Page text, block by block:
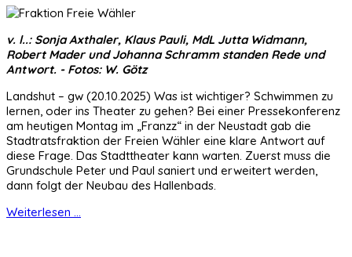
v. l..: Sonja Axthaler, Klaus Pauli, MdL Jutta Widmann,
Robert Mader und Johanna Schramm standen Rede und
Antwort. - Fotos: W. Götz
Landshut – gw (20.10.2025) Was ist wichtiger? Schwimmen zu
lernen, oder ins Theater zu gehen? Bei einer Pressekonferenz
am heutigen Montag im „Franzz“ in der Neustadt gab die
Stadtratsfraktion der Freien Wähler eine klare Antwort auf
diese Frage. Das Stadttheater kann warten. Zuerst muss die
Grundschule Peter und Paul saniert und erweitert werden,
dann folgt der Neubau des Hallenbads.
Weiterlesen ...